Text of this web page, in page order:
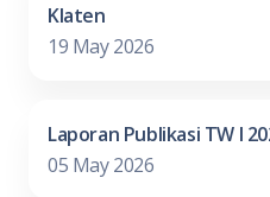
Klaten
19 May 2026
Laporan Publikasi TW I
05 May 2026